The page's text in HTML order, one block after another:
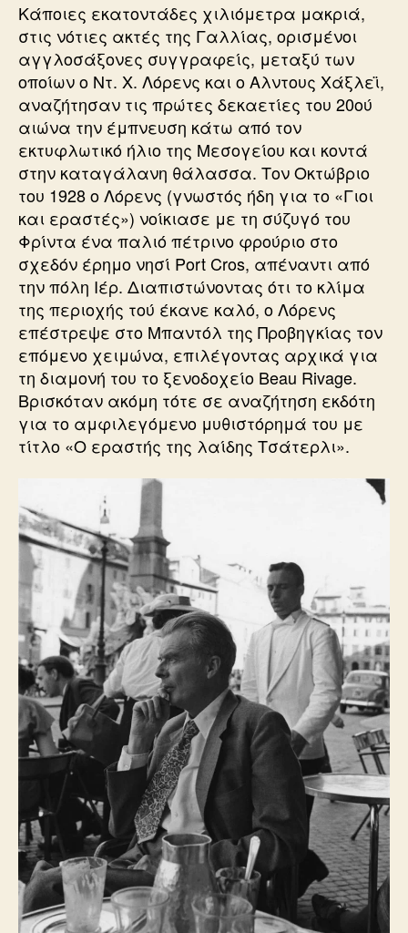
Κάποιες εκατοντάδες χιλιόμετρα μακριά,
στις νότιες ακτές της Γαλλίας, ορισμένοι
αγγλοσάξονες συγγραφείς, μεταξύ των
οποίων ο Ντ. Χ. Λόρενς και ο Αλντους Χάξλεϊ,
αναζήτησαν τις πρώτες δεκαετίες του 20ού
αιώνα την έμπνευση κάτω από τον
εκτυφλωτικό ήλιο της Μεσογείου και κοντά
στην καταγάλανη θάλασσα. Τον Οκτώβριο
του 1928 ο Λόρενς (γνωστός ήδη για το «Γιοι
και εραστές») νοίκιασε με τη σύζυγό του
Φρίντα ένα παλιό πέτρινο φρούριο στο
σχεδόν έρημο νησί Port Cros, απέναντι από
την πόλη Ιέρ. Διαπιστώνοντας ότι το κλίμα
της περιοχής τού έκανε καλό, ο Λόρενς
επέστρεψε στο Μπαντόλ της Προβηγκίας τον
επόμενο χειμώνα, επιλέγοντας αρχικά για
τη διαμονή του το ξενοδοχείο Beau Rivage.
Βρισκόταν ακόμη τότε σε αναζήτηση εκδότη
για το αμφιλεγόμενο μυθιστόρημά του με
τίτλο «Ο εραστής της λαίδης Τσάτερλι».